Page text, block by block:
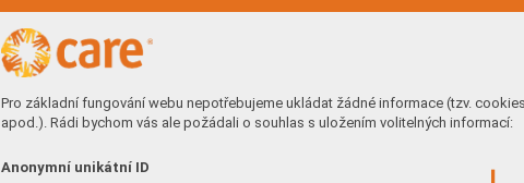
Pro základní fungování webu nepotřebujeme ukládat žádné informace (tzv.
apod.). Rádi bychom vás ale požádali o souhlas s uložením volitelných informací:
Anonymní unikátní ID